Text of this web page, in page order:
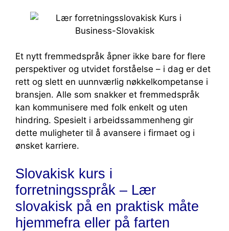
Et nytt fremmedspråk åpner ikke bare for flere
perspektiver og utvidet forståelse – i dag er det
rett og slett en uunnværlig nøkkelkompetanse i
bransjen. Alle som snakker et fremmedspråk
kan kommunisere med folk enkelt og uten
hindring. Spesielt i arbeidssammenheng gir
dette muligheter til å avansere i firmaet og i
ønsket karriere.
Slovakisk kurs i
forretningsspråk – Lær
slovakisk på en praktisk måte
hjemmefra eller på farten